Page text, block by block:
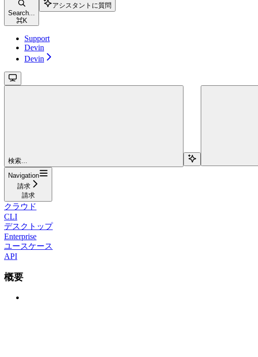
Search...
⌘K
アシスタントに質問
Support
Devin
Devin
検索...
Navigation
請求
請求
クラウド
CLI
デスクトップ
Enterprise
ユースケース
API
概要